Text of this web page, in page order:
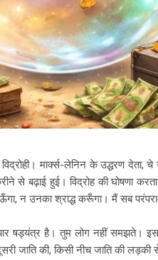
मार्क्स-लेनिन के उद्धरण
बढ़ाई हुई। विद्रोह की घोषणा
न उनका श्राद्ध करूँगा। मैं सब
प्यार षड्यंत्र है। तुम लोग नहीं
जाति की, किसी नीच जाति की लड़की